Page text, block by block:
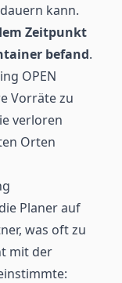
kann.
Zeitpunkt
befand.
OPEN
Vorräte zu
verloren
Orten
Planer auf
was oft zu
mit der